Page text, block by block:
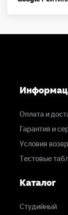
Оплата и
Гарантия и
Условия
Тестовые
Каталог
Студийный